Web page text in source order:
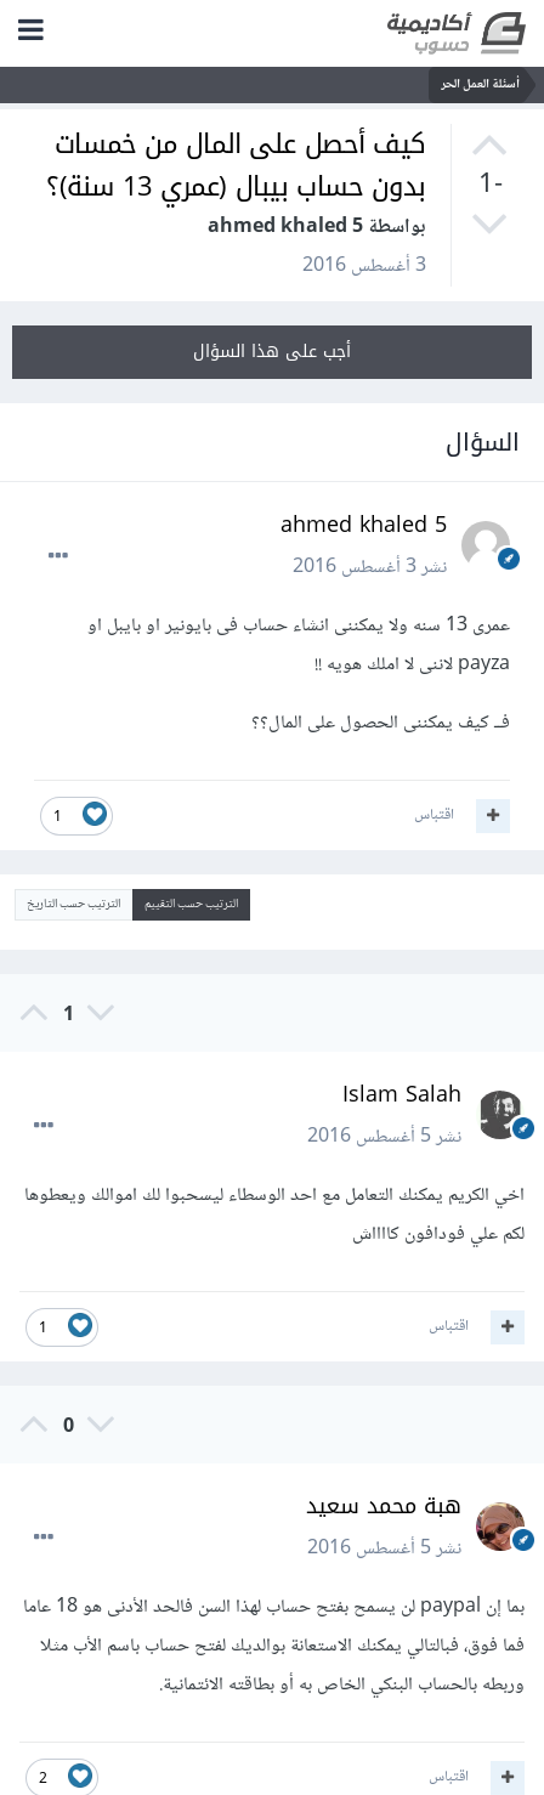
أسئلة العمل الحر
-1
كيف أحصل على المال من خمسات
بدون حساب بيبال (عمري 13 سنة)؟
بواسطة ahmed khaled 5
3 أغسطس 2016
أجب على هذا السؤال
السؤال
ahmed khaled 5
نشر3 أغسطس 2016
عمرى 13 سنه ولا يمكننى انشاء حساب فى بايونير او بايبل او
payza لاننى لا املك هويه !!
فــ كيف يمكننى الحصول على المال؟؟
1 اقتباس
الترتيب حسب التقييم الترتيب حسب التاريخ
1
Islam Salah
نشر5 أغسطس 2016
اخي الكريم يمكنك التعامل مع احد الوسطاء ليسحبوا لك اموالك ويعطوها
لكم علي فودافون كااااش
1 اقتباس
0
هبة محمد سعيد
نشر5 أغسطس 2016
بما إن paypal لن يسمح بفتح حساب لهذا السن فالحد الأدنى هو 18 عاما
فما فوق، فبالتالي يمكنك الاستعانة بوالديك لفتح حساب باسم الأب مثلا
وربطه بالحساب البنكي الخاص به أو بطاقته الائتمانية.
2 اقتباس